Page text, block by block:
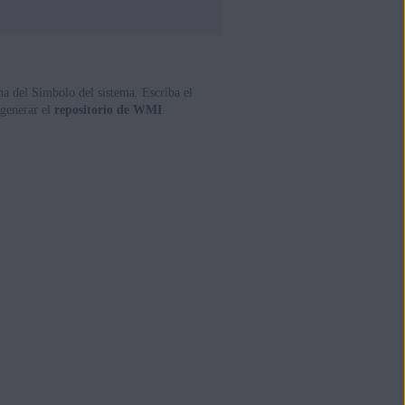
del Símbolo del sistema. Escriba el
el repositorio de WMI .